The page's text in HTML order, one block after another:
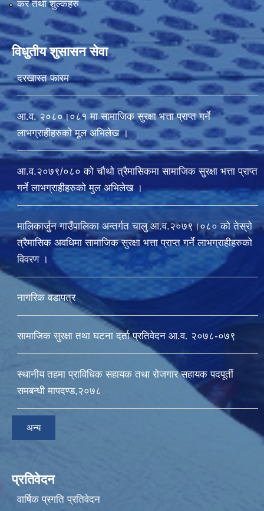
कर तथा शुल्कहरु
विधुतीय शुसासन सेवा
दरखास्त फारम
आ.व. २०८०।०८१ मा सामाजिक सुरक्षा भत्ता प्राप्त गर्ने
लाभग्राहीहरुको मूल अभिलेख ।
आ.व.२०७९/०८० को चौथो त्रैमासिकमा सामाजिक सुरक्षा भत्ता प्राप्त
गर्ने लाभग्राहीहरुको मुल अभिलेख ।
मालिकार्जुन गाउँपालिका अन्तर्गत चालु आ‍.व.२०७९।०८० को तेस्रो
त्रैमासिक अवधिमा सामाजिक सुरक्षा भत्ता प्राप्त गर्ने लाभग्राहीहरुको
विवरण ।
नागरिक वडापत्र
सामाजिक सुरक्षा तथा घटना दर्ता प्रतिवेदन आ.व. २०७८-०७९
स्थानीय तहमा प्राविधिक सहायक तथा रोजगार सहायक पदपूर्ती
समबन्धी मापदण्ड,२०७८
अन्य
प्रतिवेदन
वार्षिक प्रगति प्रतिवेदन